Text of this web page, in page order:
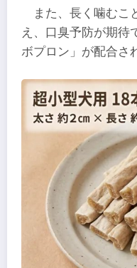
また、長く噛むこ
え、口臭予防が期待
ボプロン」が配合さ